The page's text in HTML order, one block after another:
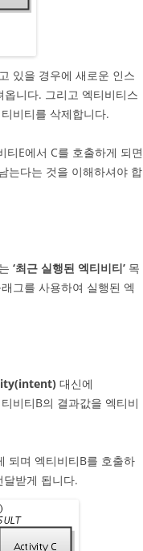
있을 경우에 새로운 인스
니다. 그리고 엑티비티스
비티를 삭제합니다.
E에서 C를 호출하게 되면
는다는 것을 이해하셔야 합
‘최근 실행된 엑티비티’ 목
그를 사용하여 실행된 엑
대신에
비티B의 결과값을 엑티비
되며 엑티비티B를 호출하
받게 됩니다.